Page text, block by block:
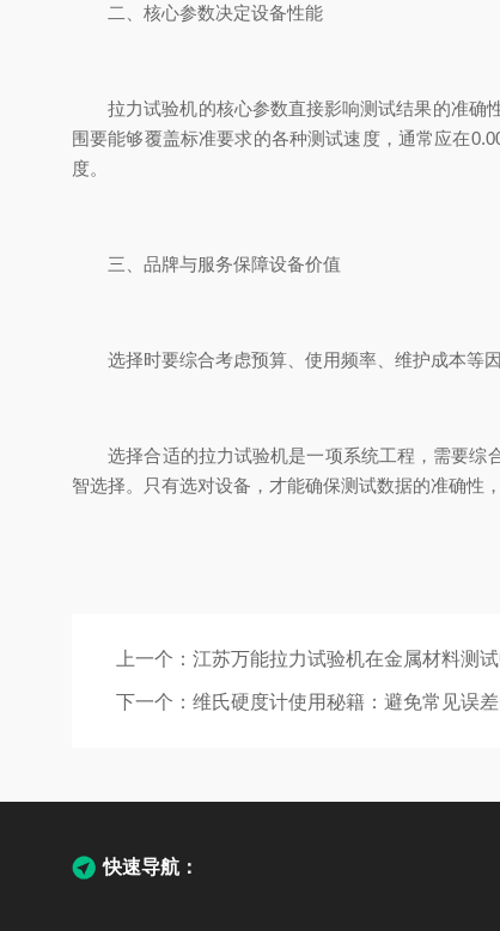
二、核心参数决定设备性能
拉力试验机的核心参数直接影响测试结果的准确性
围要能够覆盖标准要求的各种测试速度，通常应在
度。
三、品牌与服务保障设备价值
选择时要综合考虑预算、使用频率、维护成本等因
选择合适的拉力试验机是一项系统工程，需要综合
智选择。只有选对设备，才能确保测试数据的准确性
上一个： 江苏万能拉力试验机在金属材料测
下一个： 维氏硬度计使用秘籍：避免常见误
快速导航：